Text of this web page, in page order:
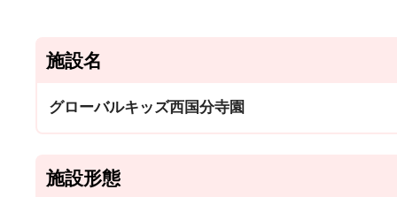
施設名
グローバルキッズ西国分寺園
施設形態